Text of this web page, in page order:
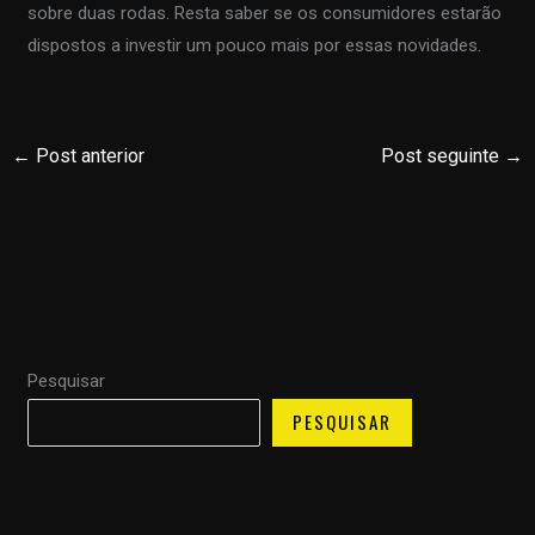
sobre duas rodas. Resta saber se os consumidores estarão
dispostos a investir um pouco mais por essas novidades.
← Post anterior Post seguinte →
Pesquisar
PESQUISAR